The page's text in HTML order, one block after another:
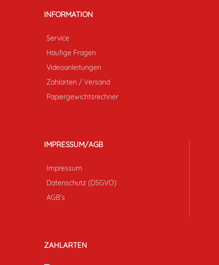
INFORMATION
Service
Häufige Fragen
Videoanleitungen
Zahlarten / Versand
Papiergewichtsrechner
IMPRESSUM/AGB
Impressum
Datenschutz (DSGVO)
AGB's
ZAHLARTEN